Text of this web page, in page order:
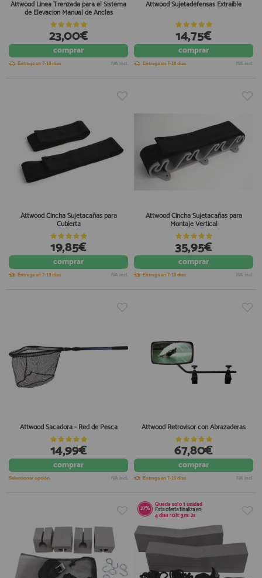
Attwood Linea Trenzada para el Sistema
de Elevacion Manual de Anclas
23,00€
comprar
Entrega en 7-10 días IVA incl.
Attwood Sujetadefensas Extraible
14,75€
comprar
Entrega en 7-10 días IVA incl.
Attwood Cincha Sujetacañas para
Cubierta
19,85€
comprar
Entrega en 7-10 días IVA incl.
Attwood Cincha Sujetacañas para
Montaje Vertical
35,95€
comprar
Entrega en 7-10 días IVA incl.
Attwood Sacadora - Red de Pesca
14,99€
comprar
Seleccionar opción IVA incl.
Attwood Retrovisor con Abrazaderas
67,80€
comprar
Entrega en 7-10 días IVA incl.
27% Queda solo1 unidad
Esta oferta finaliza en:
4días10h:3m:2s